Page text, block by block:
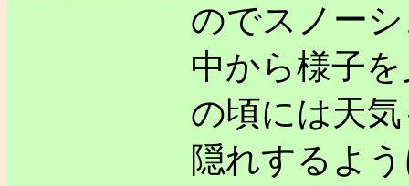
のでスノー
中から様子
の頃には天
隠れするよ